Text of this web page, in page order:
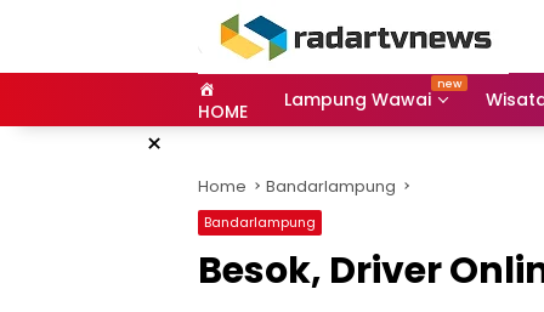
HOME Lampung Wawai
×
Home Bandarlampung
Bandarlampung
Besok, Driver